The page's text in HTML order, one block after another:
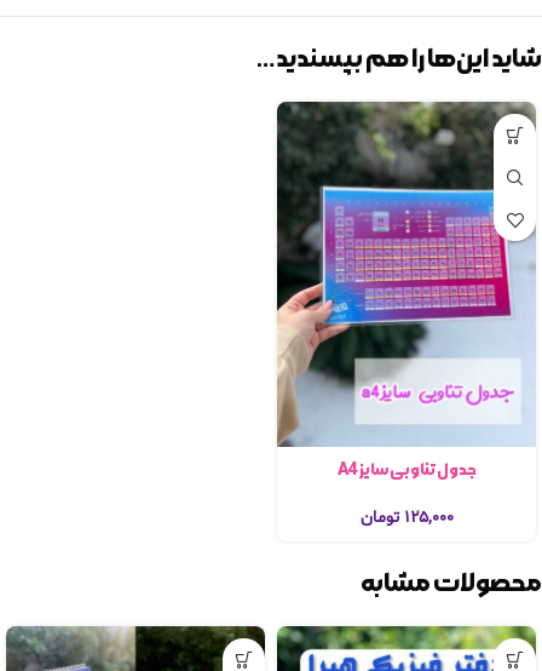
شاید این‌ها را هم بپسندید…
جدول تناوبی سایز A4
۱۲۵,۰۰۰ تومان
محصولات مشابه